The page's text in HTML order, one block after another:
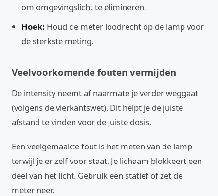
om omgevingslicht te elimineren.
Hoek: Houd de meter loodrecht op de lamp voor
de sterkste meting.
Veelvoorkomende fouten vermijden
De intensity neemt af naarmate je verder weggaat
(volgens de vierkantswet). Dit helpt je de juiste
afstand te vinden voor de juiste dosis.
Een veelgemaakte fout is het meten van de lamp
terwijl je er zelf voor staat. Je lichaam blokkeert een
deel van het licht. Gebruik een statief of zet de
meter neer.